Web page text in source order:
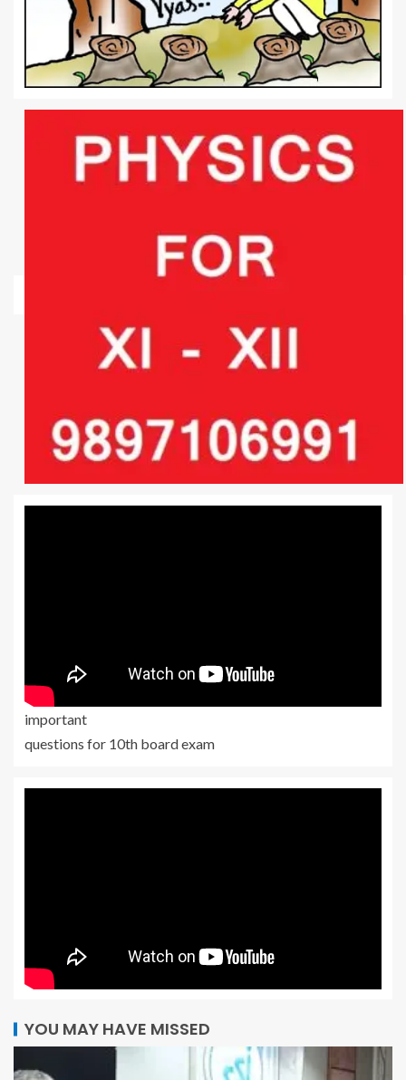
important
questions for 10th board exam
YOU MAY HAVE MISSED